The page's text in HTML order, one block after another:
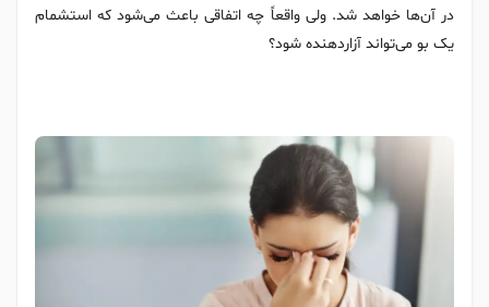
در آن‌ها خواهد شد. ولی واقعاً چه اتفاقی باعث می‌شود که استشمام
یک بو می‌تواند آزاردهنده شود؟